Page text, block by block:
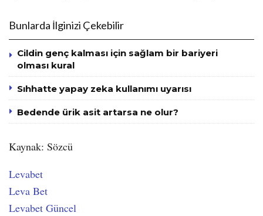
Bunlarda İlginizi Çekebilir
Cildin genç kalması için sağlam bir bariyeri
olması kural
Sıhhatte yapay zeka kullanımı uyarısı
Bedende ürik asit artarsa ne olur?
Kaynak: Sözcü
Levabet
Leva Bet
Levabet Güncel